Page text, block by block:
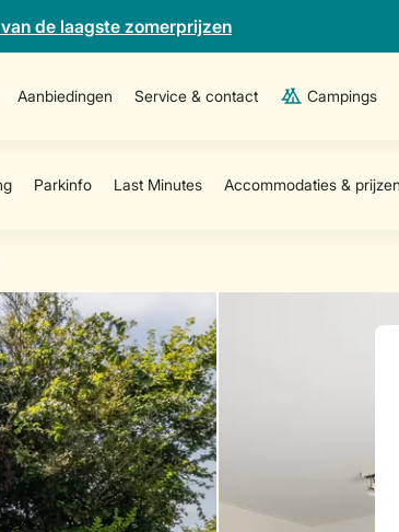
de laagste zomerprijzen
Aanbiedingen Service & contact Campings